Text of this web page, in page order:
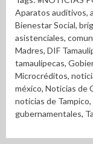
Aparatos auditivos,
Bienestar Social,
asistenciales,
Madres, DIF
tamaulipecas,
Microcréditos,
méxico, Noticias de
noticias de Tampico,
gubernamentales,